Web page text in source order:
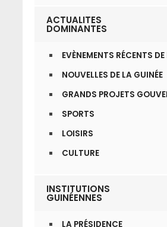
ACTUALITES
DOMINANTES
EVÈNEMENTS RÉCENTS
NOUVELLES DE LA GUINÉE
GRANDS PROJETS
SPORTS
LOISIRS
CULTURE
INSTITUTIONS
GUINÉENNES
LA PRÉSIDENCE